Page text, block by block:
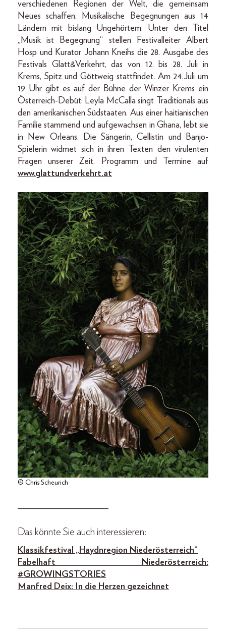
verschiedenen Regionen der Welt, die gemeinsam
Neues schaffen. Musikalische Begegnungen aus 14
Ländern mit bislang Ungehörtem. Unter den Titel
„Musik ist Begegnung“ stellen Festivalleiter Albert
Hosp und Kurator Johann Kneihs die 28. Ausgabe des
Festivals Glatt&Verkehrt, das von 12. bis 28. Juli in
Krems, Spitz und Göttweig stattfindet. Am 24.Juli um
19 Uhr gibt es auf der Bühne der Winzer Krems ein
Österreich-Debüt: Leyla McCalla singt Traditionals aus
den amerikanischen Südstaaten. Aus einer haitianischen
Familie stammend und aufgewachsen in Ghana, lebt sie
in New Orleans. Die Sängerin, Cellistin und Banjo-
Spielerin widmet sich in ihren Texten den virulenten
Fragen unserer Zeit. Programm und Termine auf
www.glattundverkehrt.at
© Chris Scheurich
____________________
Das könnte Sie auch interessieren:
Klassikfestival „Haydnregion Niederösterreich“
Fabelhaft Niederösterreich:
#GROWINGSTORIES
Manfred Deix: In die Herzen gezeichnet